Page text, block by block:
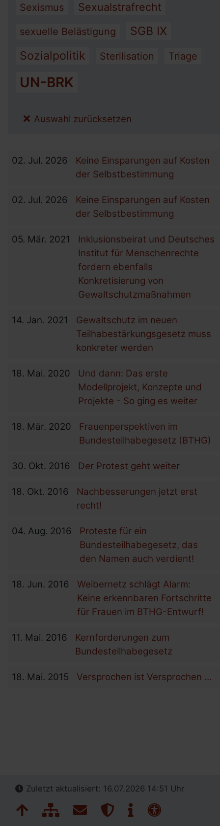
Sexismus Sexualstrafrecht
sexuelle Belästigung
SGB IX
Sozialpolitik
Sterilisation Triage
UN-BRK
Auswahl zurücksetzen
02. Jul. 2026
Keine Einsparungen auf Kosten
der Selbstbestimmung
02. Jul. 2026
Keine Einsparungen auf Kosten
der Selbstbestimmung
05. Mär. 2021
Inklusionsbeirat und Deutsches
Institut für Menschenrechte
fordern ebenfalls
Konkretisierung von
Gewaltschutzmaßnahmen
14. Jan. 2021
Gewaltschutz im neuen
Teilhabestärkungsgesetz muss
konkreter werden
18. Mai. 2020
Und dann: Das erste
Modellprojekt, Konzepte und
Projekte - So ging es weiter
18. Mär. 2020
Frauenperspektiven im
Bundesteilhabegesetz (BTHG)
30. Okt. 2016 Der Protest geht weiter
18. Okt. 2016
Nachbesserungen jetzt erst
recht!
04. Aug. 2016
Proteste für ein
Bundesteilhabegesetz, das
den Namen auch verdient!
18. Jun. 2016
Weibernetz schlägt Alarm:
Keine erkennbaren Fortschritte
für Frauen im BTHG-Entwurf!
11. Mai. 2016
Kernforderungen zum
Bundesteilhabegesetz
18. Mai. 2015 Versprochen ist Versprochen …
Zuletzt aktualisiert: 16.07.2026 14:51 Uhr
Navigation überspringen
Zum Seitenanfang
Inhaltsübersicht
KontaktDatenschutz
Impressum